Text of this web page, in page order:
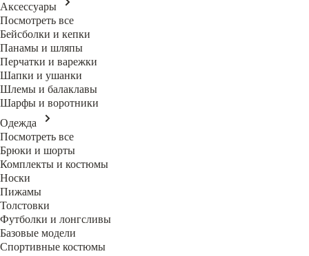
Аксессуары
Посмотреть все
Бейсболки и кепки
Панамы и шляпы
Перчатки и варежки
Шапки и ушанки
Шлемы и балаклавы
Шарфы и воротники
Одежда
Посмотреть все
Брюки и шорты
Комплекты и костюмы
Носки
Пижамы
Толстовки
Футболки и лонгсливы
Базовые модели
Спортивные костюмы